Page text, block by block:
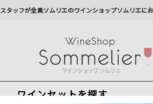
タッフが全員ソムリエのワインショップソムリエに
ワインセットを探す